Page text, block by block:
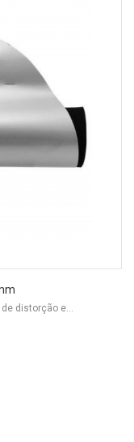
distorção e...